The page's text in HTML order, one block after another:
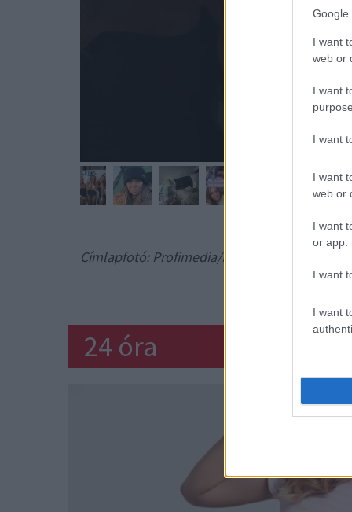
Google
I want
web or
I want
I want
I want
web or
I want
or app.
I want
I want
Címlapfotó: Profimedia/RedDot
24 óra